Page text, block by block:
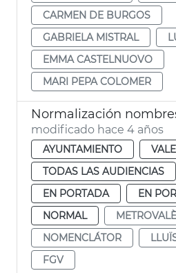
CARMEN DE BURGOS
GABRIELA MISTRAL
EMMA CASTELNUOVO
MARI PEPA COLOMER
modificado hace 4 años
AYUNTAMIENTO
TODAS LAS AUDIENCIAS
EN PORTADA
EN
NORMAL
NOMENCLÁTOR
FGV